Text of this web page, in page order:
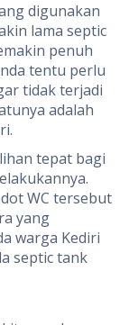
digunakan
lama septic
penuh
tentu perlu
tidak terjadi
adalah
tepat bagi
WC tersebut
yang
warga Kediri
septic tank